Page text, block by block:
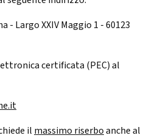
- Largo XXIV Maggio 1 - 60123
certificata (PEC) al
il massimo riserboanche al